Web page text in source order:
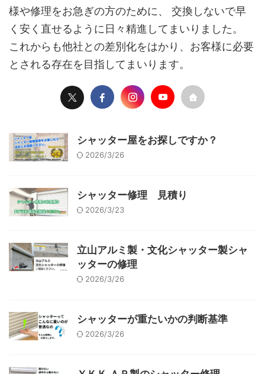
様や修理をお急ぎの方のために、 交換しないで早
く安く直せるように日々精進してまいりました。
これからも他社との差別化をはかり、お客様に必要
とされる存在を目指してまいります。
シャッター屋をお探しですか？
2026/3/26
シャッター修理 見積り
2026/3/23
立山アルミ製・文化シャッター製シャ
ッターの修理
2026/3/26
シャッターが重たいかの判断基準
2026/3/26